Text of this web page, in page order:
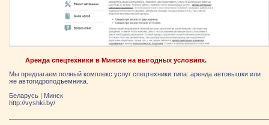
Аренда спецтехники в Минске на выгодных условиях.
Мы предлагаем полный комплекс услуг спецтехники типа: аренда автовышки или
же автогидроподъемника.
Беларусь | Минск
http://vyshki.by/